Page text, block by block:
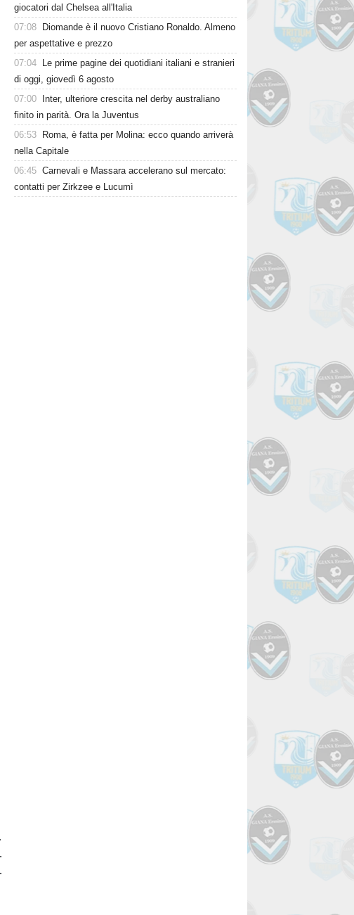
giocatori dal Chelsea all'Italia
07:08
Diomande è il nuovo Cristiano Ronaldo. Almeno
per aspettative e prezzo
07:04
Le prime pagine dei quotidiani italiani e stranieri
di oggi, giovedì 6 agosto
07:00
Inter, ulteriore crescita nel derby australiano
finito in parità. Ora la Juventus
06:53
Roma, è fatta per Molina: ecco quando arriverà
nella Capitale
06:45 Carnevali e Massara accelerano sul mercato:
contatti per Zirkzee e Lucumì